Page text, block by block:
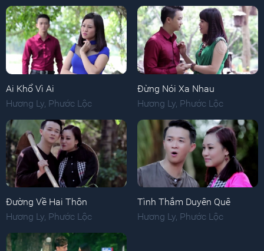
Ai Khổ Vì Ai
Hương Ly Phước Lộc
Đừng Nói Xa Nhau
Hương Ly, Phước Lộc
Đường Về Hai Thôn
Hương Ly, Phước Lộc
Tình Thắm Duyên Quê
Hương Ly, Phước Lộc